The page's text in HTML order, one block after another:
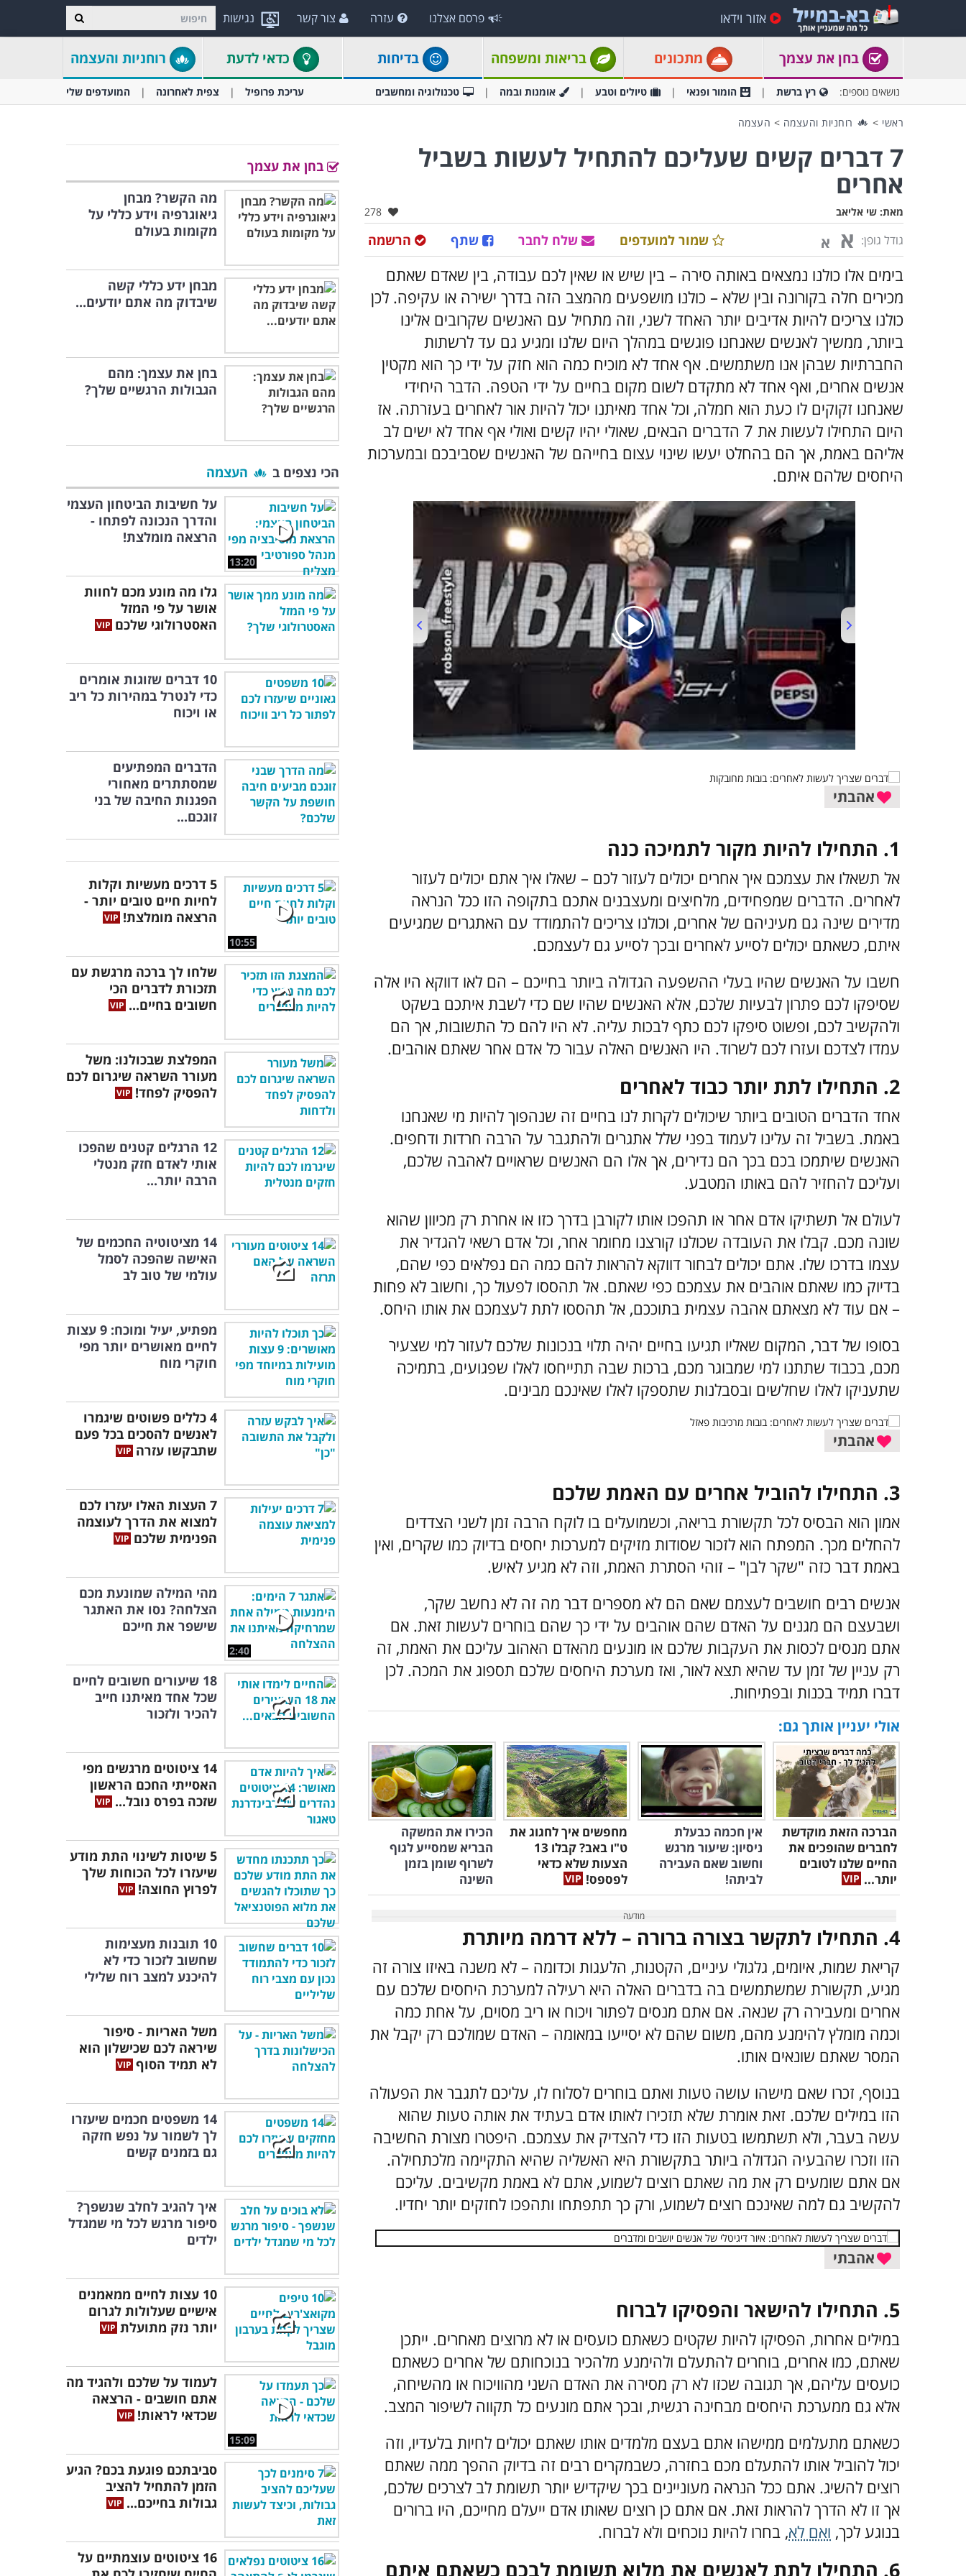
נגישות אזור וידאו פרסם אצלנו עזרה צור קשר
בחן את עצמך מתכונים בריאות ומשפחה בדיחות כדאי לדעת רוחניות והעצמה
נושאים נוספים: רץ ברשת הומור ופנאי טיולים וטבע אומנות ובמה טכנולוגיה ומחשבים עריכת פרופיל צפית לאחרונה המועדפים שלי
ראשי > רוחניות והעצמה > העצמה
7 דברים קשים שעליכם להתחיל לעשות בשביל
אחרים
מאת: שי אליאב אהבו:
278
גודל גופן: א א הרשמה שתף שלח לחבר שמור למועדפים
בימים אלו כולנו נמצאים באותה סירה – בין שיש או שאין לכם עבודה, בין שאדם שאתם
מכירים חלה בקורונה ובין שלא – כולנו מושפעים מהמצב הזה בדרך ישירה או עקיפה. לכן
כולנו צריכים להיות אדיבים יותר האחד לשני, וזה מתחיל עם האנשים שקרובים אלינו
ביותר, ממשיך לאנשים שאנחנו פוגשים במהלך היום שלנו ומגיע גם עד לרשתות
החברתיות שבהן אנו משתמשים. אף אחד לא מוכיח כמה הוא חזק על ידי כך הוא מקטין
אנשים אחרים, ואף אחד לא מתקדם לשום מקום בחיים על ידי הטפה. הדבר היחידי
שאנחנו זקוקים לו כעת הוא חמלה, וכל אחד מאיתנו יכול להיות אור לאחרים בעזרתה. אז
היום התחילו לעשות את 7 הדברים הבאים, שאולי יהיו קשים ואולי אף אחד לא ישים לב
אליהם באמת, אך הם בהחלט יעשו שינוי עצום בחייהם של האנשים שסביבכם ובמערכות
היחסים שלהם איתם.
00:00/01:06
אהבתי
1. התחילו להיות מקור לתמיכה כנה
אל תשאלו את עצמכם איך אחרים יכולים לעזור לכם – שאלו איך אתם יכולים לעזור
לאחרים. הדברים שמפחידים, מלחיצים ומעצבנים אתכם בתקופה הזו ככל הנראה
מדירים שינה גם מעיניהם של אחרים, וכולנו צריכים להתמודד עם האתגרים שמגיעים
איתם, כשאתם יכולים לסייע לאחרים ובכך לסייע גם לעצמכם.
חשבו על האנשים שהיו בעלי ההשפעה הגדולה ביותר בחייכם – הם לאו דווקא היו אלה
שסיפקו לכם פתרון לבעיות שלכם, אלא האנשים שהיו שם כדי לשבת איתכם בשקט
ולהקשיב לכם, ופשוט סיפקו לכם כתף לבכות עליה. לא היו להם כל התשובות, אך הם
עמדו לצדכם ועזרו לכם לשרוד. היו האנשים האלה עבור כל אדם אחר שאתם אוהבים.
2. התחילו לתת יותר כבוד לאחרים
אחד הדברים הטובים ביותר שיכולים לקרות לנו בחיים זה שנהפוך להיות מי שאנחנו
באמת. בשביל זה עלינו לעמוד בפני שלל אתגרים ולהתגבר על הרבה חרדות ודחפים.
האנשים שיתמכו בכם בכך הם נדירים, אך אלו הם האנשים שראויים לאהבה שלכם,
ועליכם להחזיר להם באותו המטבע.
לעולם אל תשתיקו אדם אחר או תהפכו אותו לקורבן בדרך כזו או אחרת רק מכיוון שהוא
שונה מכם. קבלו את העובדה שכולנו קורצנו מחומר אחר, וכל אדם רשאי להגדיר את
עצמו בדרכו שלו. אתם יכולים לבחור דווקא להראות להם כמה הם נפלאים כפי שהם,
בדיוק כמו שאתם אוהבים את עצמכם כפי שאתם. אל תהססו לפעול כך, וחשוב לא פחות
– אם עוד לא מצאתם אהבה עצמית בתוככם, אל תהססו לתת לעצמכם את אותו היחס.
בסופו של דבר, המקום שאליו תגיעו בחיים יהיה תלוי בנכונות שלכם לעזור למי שצעיר
מכם, בכבוד שתתנו למי שמבוגר מכם, ברכות שבה תתייחסו לאלו שפגועים, בתמיכה
שתעניקו לאלו שחלשים ובסבלנות שתספקו לאלו שאינכם מבינים.
אהבתי
3. התחילו להוביל אחרים עם האמת שלכם
אמון הוא הבסיס לכל תקשורת בריאה, וכשמועלים בו לוקח הרבה זמן לשני הצדדים
להחלים מכך. המפתח הוא לזכור שסודות מזיקים למערכות יחסים בדיוק כמו שקרים, ואין
באמת דבר כזה "שקר לבן" – זוהי הסתרת האמת, וזה לא מגיע לאיש.
אנשים רבים חושבים לעצמם שאם הם לא מספרים דבר מה זה לא נחשב שקר,
ושבעצם הם מגנים על האדם שהם אוהבים על ידי כך שהם בוחרים לעשות זאת. אם
אתם מנסים לכסות את העקבות שלכם או מונעים מהאדם האהוב עליכם את האמת, זה
רק עניין של זמן עד שהיא תצא לאור, ואז מערכת היחסים שלכם תספוג את המכה. לכן
דברו תמיד בכנות ובפתיחות.
אולי יעניין אותך גם:
הברכה הזאת מוקדשת
לחברים שהופכים את
החיים שלנו לטובים
יותר...
אין חכמה כבעלת
ניסיון: שיעור מרגש
וחשוב שאם העבירה
לביתה!
מחפשים איך לחגוג את
ט"ו באב? קבלו 13
הצעות שלא כדאי
לפספס!
הכירו את המשקה
הבריא שמסייע לגוף
לשרוף שומן בזמן
השינה
4. התחילו לתקשר בצורה ברורה – ללא דרמה מיותרת
קריאת שמות, איומים, גלגולי עיניים, הקטנות, הלעגות וכדומה – לא משנה באיזו צורה זה
מגיע, תקשורת שמשתמשים בה בדברים האלה היא רעילה למערכת היחסים שלכם עם
אחרים ומעבירה רק שנאה. אם אתם מנסים לפתור ויכוח או ריב מסוים, על אחת כמה
וכמה מומלץ להימנע מהם, משום שהם לא יסייעו במאומה – האדם שמולכם רק יקבל את
המסר שאתם שונאים אותו.
בנוסף, זכרו שאם מישהו עושה טעות ואתם בוחרים לסלוח לו, עליכם לתגבר את הפעולה
הזו במילים שלכם. זאת אומרת שלא תזכירו לאותו אדם בעתיד את אותה טעות שהוא
עשה בעבר, ולא תשתמשו בטעות הזו כדי להצדיק את עצמכם. היפטרו מצורת החשיבה
הזו וזכרו שהבעיה הגדולה ביותר בתקשורת היא האשליה שהיא התקיימה מלכתחילה.
אם אתם שומעים רק את מה שאתם רוצים לשמוע, אתם לא באמת מקשיבים. עליכם
להקשיב גם למה שאינכם רוצים לשמוע, ורק כך תתפתחו ותהפכו לחזקים יותר יחדיו.
אהבתי
5. התחילו להישאר והפסיקו לברוח
במילים אחרות, הפסיקו להיות שקטים כשאתם כועסים או לא מרוצים מאחרים. ייתכן
שאתם, כמו אחרים, בוחרים להתעלם ולהימנע מלהכיר בנוכחותם של אחרים כשאתם
כועסים עליהם, אך תגובה שכזו לא רק מסירה את האדם השני מהוויכוח או מהשיחה,
אלא גם ממערכת היחסים מבחינה רגשית, ובכך אתם מונעים כל תקווה לשיפור המצב.
כשאתם מתעלמים ממישהו אתם בעצם מלמדים אותו שאתם יכולים לחיות בלעדיו, וזה
יכול להוביל אותו להתעלם מכם בחזרה, כשבמקרים רבים זה בדיוק ההפך ממה שאתם
רוצים להשיג. אתם ככל הנראה מעוניינים בכך שיקדיש יותר תשומת לב לצרכים שלכם,
אך זו לא הדרך להראות זאת. אם אתם כן רוצים שאותו אדם ייעלם מחייכם, היו ברורים
בנוגע לכך, ואם לא, בחרו להיות נוכחים ולא לברוח.
6. התחילו לתת לאנשים את מלוא תשומת לבכם כשאתם איתם
בחן את עצמך
מה הקשר? מבחן
גיאוגרפיה וידע כללי על
מקומות בעולם
מבחן ידע כללי קשה
שיבדוק מה אתם יודעים...
בחן את עצמך: מהם
הגבולות הרגשיים שלך?
הכי נצפים ב העצמה
13:20
על חשיבות הביטחון העצמי
והדרך הנכונה לפתחו -
הרצאה מומלצת!
גלו מה מונע מכם לחוות
אושר על פי המזל
האסטרולוגי שלכם
10 דברים שזוגות אומרים
כדי לנטרל במהירות כל ריב
או ויכוח
הדברים המפתיעים
שמסתתרים מאחורי
הפגנות החיבה של בני
זוגכם...
10:55
5 דרכים מעשיות וקלות
לחיות חיים טובים יותר -
הרצאה מומלצת!
שלחו לך ברכה מרגשת עם
תזכורת לדברים הכי
חשובים בחיים...
המפלצת שבכולנו: משל
מעורר השראה שיגרום לכם
להפסיק לפחד!
12 הרגלים קטנים שהפכו
אותי לאדם חזק מנטלי
הרבה יותר...
14 מציטוטיה החכמים של
האישה שהפכה לסמל
עולמי של טוב לב
מפתיע, יעיל ומוכח: 9 עצות
לחיים מאושרים יותר מפי
חוקרי מוח
4 כללים פשוטים שיגמרו
לאנשים להסכים בכל פעם
שתבקשו עזרה
7 העצות האלו יעזרו לכם
למצוא את הדרך לעוצמה
הפנימית שלכם
2:40
מהי המילה שמונעת מכם
הצלחה? נסו את האתגר
שישפר את חייכם
18 שיעורים חשובים לחיים
שכל אחד מאיתנו חייב
להכיר ולזכור
14 ציטוטים מרגשים מפי
האסייתי החכם הראשון
שזכה בפרס נובל...
5 שיטות לשינוי התת מודע
שיעזרו לכל הכוחות שלך
לפרוץ החוצה!
10 תובנות מעצימות
שחשוב לזכור כדי לא
להיכנע למצב רוח שלילי
משל האריות - סיפור
שיראה לכם שכישלון הוא
לא תמיד הסוף
14 משפטים חכמים שיעזרו
לך לשמור על נפש חזקה
גם בזמנים קשים
איך להגיב לחלב שנשפך?
סיפור מרגש לכל מי שמגדל
ילדים
10 עצות לחיים ממאמנים
אישיים שעלולות לגרום
יותר נזק מתועלת
15:09
לעמוד על שלכם ולהגיד מה
אתם חושבים - הרצאה
שכדאי לראות!
סביבתכם פוגעת בכם? הגיע
הזמן להתחיל להציב
גבולות בחייכם...
16 ציטוטים עוצמתיים על